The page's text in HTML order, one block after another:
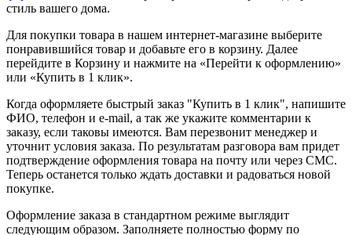
стиль вашего дома.
Для покупки товара в нашем интернет-магазине выберите
понравившийся товар и добавьте его в корзину. Далее
перейдите в Корзину и нажмите на «Перейти к оформлению»
или «Купить в 1 клик».
Когда оформляете быстрый заказ "Купить в 1 клик", напишите
ФИО, телефон и e-mail, а так же укажите комментарии к
заказу, если таковы имеются. Вам перезвонит менеджер и
уточнит условия заказа. По результатам разговора вам придет
подтверждение оформления товара на почту или через СМС.
Теперь останется только ждать доставки и радоваться новой
покупке.
Оформление заказа в стандартном режиме выглядит
следующим образом. Заполняете полностью форму по